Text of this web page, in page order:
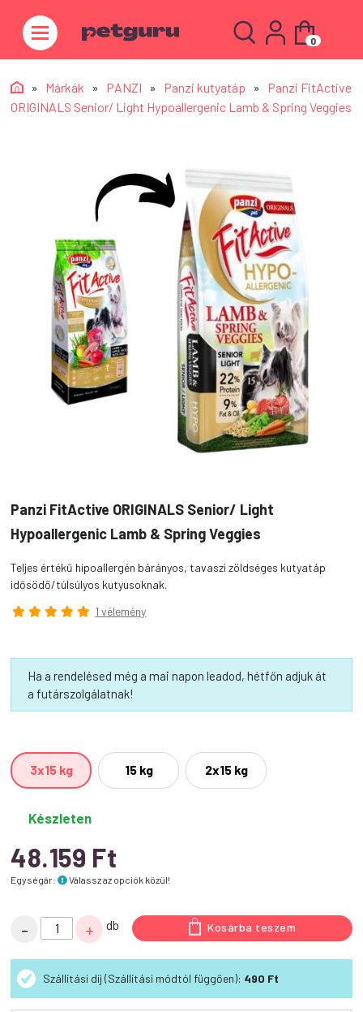
0
» Márkák » PANZI » Panzi kutyatáp » Panzi FitActive
ORIGINALS Senior/ Light Hypoallergenic Lamb & Spring Veggies
Panzi FitActive ORIGINALS Senior/ Light
Hypoallergenic Lamb & Spring Veggies
Teljes értékű hipoallergén bárányos, tavaszi zöldséges kutyatáp
idősödő/túlsúlyos kutyusoknak.
1 vélemény
Ha a rendelésed még a mai napon leadod, hétfőn adjuk át
a futárszolgálatnak!
3x15 kg 15 kg 2x15 kg
Készleten
48.159 Ft
Egységár: Válassz az opciók közül!
-
Panzi
FitActive
ORIGINALS
Senior/
Light
+ db Kosárba teszem
Szállítási díj (Szállítási módtól függően): 490 Ft